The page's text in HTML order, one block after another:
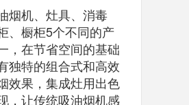
烟机、灶具、消毒
、橱柜5个不同的产
，在节省空间的基础
独特的组合式和高效
效果，集成灶用出色
，让传统吸油烟机感